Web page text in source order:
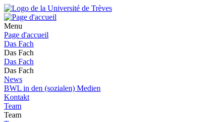
Menu
Page d'accueil
Das Fach
Das Fach
Das Fach
Das Fach
News
BWL in den (sozialen) Medien
Kontakt
Team
Team